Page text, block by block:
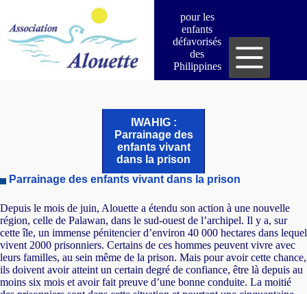
contenu
pour les
enfants
défavorisés
des
Philippines
IWAHIG :
Parrainage des
enfants vivant
dans la prison
Parrainage des enfants vivant dans la prison
Depuis le mois de juin, Alouette a étendu son action à une nouvelle
région, celle de Palawan, dans le sud-ouest de l’archipel. Il y a, sur
cette île, un immense pénitencier d’environ 40 000 hectares dans lequel
vivent 2000 prisonniers. Certains de ces hommes peuvent vivre avec
leurs familles, au sein même de la prison. Mais pour avoir cette chance,
ils doivent avoir atteint un certain degré de confiance, être là depuis au
moins six mois et avoir fait preuve d’une bonne conduite. La moitié